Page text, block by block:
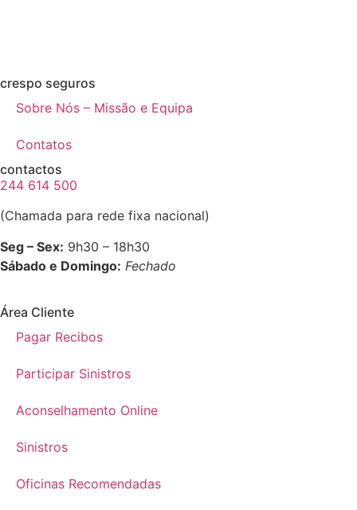
crespo seguros
Sobre Nós – Missão e Equipa
Contatos
contactos
244 614 500
(Chamada para rede fixa nacional)
Seg – Sex: 9h30 – 18h30
Sábado e Domingo: Fechado
Área Cliente
Pagar Recibos
Participar Sinistros
Aconselhamento Online
Sinistros
Oficinas Recomendadas